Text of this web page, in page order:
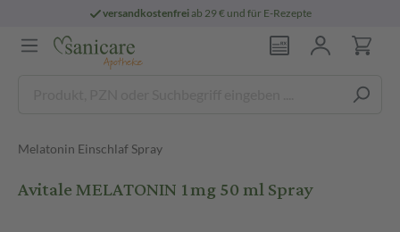
versandkostenfreiab 29 € und für E-Rezepte
Melatonin Einschlaf Spray
Avitale MELATONIN 1mg 50 ml Spray